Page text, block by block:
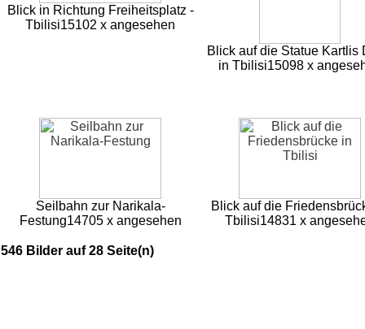
Blick in Richtung Freiheitsplatz -
Tbilisi15102 x angesehen
Blick auf die Statue Kartlis
in Tbilisi15098 x
Seilbahn zur Narikala-
Festung14705 x angesehen
Blick auf die
Tbilisi14831 x
546 Bilder auf 28 Seite(n)